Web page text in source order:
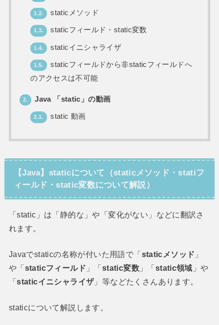
1.2. staticメソッド
1.3. staticフィールド・static変数
1.4. staticイニシャライザ
1.5.
staticフィールドから非staticフィールドへ
のアクセスは不可能
2. Java 「static」の動画
2.1. static 動画
【Java】staticについて（staticメソッド・statiフ
ィールド・static変数について解説）
「static」は「静的な」や「変化がない」などに翻訳さ
れます。
Javaでstaticの名称が付いた用語で「 staticメソッド 」
や「 staticフィールド 」「 static変数」「 static領域 」や
「staticイニシャライザ」等などたくさんあります。
staticについて解説します。